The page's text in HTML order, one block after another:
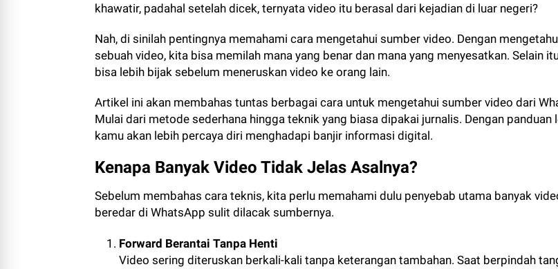
khawatir, padahal setelah dicek, ternyata video itu berasal dari kejadian di luar negeri?
Nah, di sinilah pentingnya memahami cara mengetahui sumber video. Dengan
sebuah video, kita bisa memilah mana yang benar dan mana yang menyesatkan. Selain
bisa lebih bijak sebelum meneruskan video ke orang lain.
Artikel ini akan membahas tuntas berbagai cara untuk mengetahui sumber video dari
Mulai dari metode sederhana hingga teknik yang biasa dipakai jurnalis. Dengan panduan
kamu akan lebih percaya diri menghadapi banjir informasi digital.
Kenapa Banyak Video Tidak Jelas Asalnya?
Sebelum membahas cara teknis, kita perlu memahami dulu penyebab utama banyak
beredar di WhatsApp sulit dilacak sumbernya.
Forward Berantai Tanpa Henti
Video sering diteruskan berkali-kali tanpa keterangan tambahan. Saat berpindah